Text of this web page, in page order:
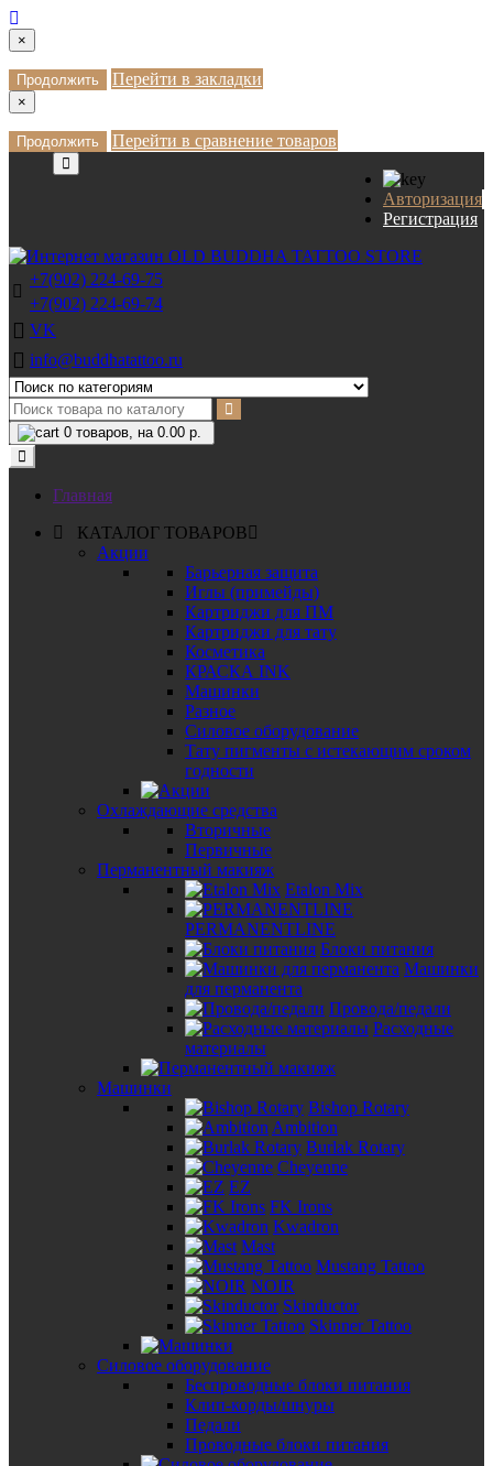
×
Продолжить Перейти в закладки
×
Продолжить Перейти в сравнение товаров
Авторизация
Регистрация
+7(902) 224-69-75
+7(902) 224-69-74
VK
info@buddhatattoo.ru
0 товаров, на 0.00 р.
Главная
КАТАЛОГ ТОВАРОВ
Акции
Барьерная защита
Иглы (примейды)
Картриджи для ПМ
Картриджи для тату
Косметика
КРАСКА INK
Машинки
Разное
Силовое оборудование
Тату пигменты с истекающим сроком
годности
Охлаждающие средства
Вторичные
Первичные
Перманентный макияж
Etalon Mix
PERMANENTLINE
Блоки питания
Машинки
для перманента
Провода/педали
Расходные
материалы
Машинки
Bishop Rotary
Ambition
Burlak Rotary
Cheyenne
EZ
FK Irons
Kwadron
Mast
Mustang Tattoo
NOIR
Skinductor
Skinner Tattoo
Силовое оборудование
Беспроводные блоки питания
Клип-корды/шнуры
Педали
Проводные блоки питания